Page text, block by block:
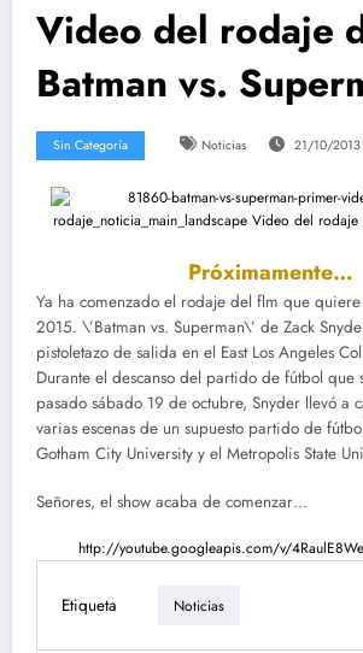
Video del rodaje
Batman vs.
Sin Categoría Noticias 21/10/2013
Próximamente…
Ya ha comenzado el rodaje del flm que
2015. \’Batman vs. Superman\’ de Zack
pistoletazo de salida en el East Los Angeles
Durante el descanso del partido de fútbol que
pasado sábado 19 de octubre, Snyder llevó a
varias escenas de un supuesto partido de
Gotham City University y el Metropolis State
Señores, el show acaba de comenzar…
http://youtube.googleapis.com/v/
Etiqueta Noticias